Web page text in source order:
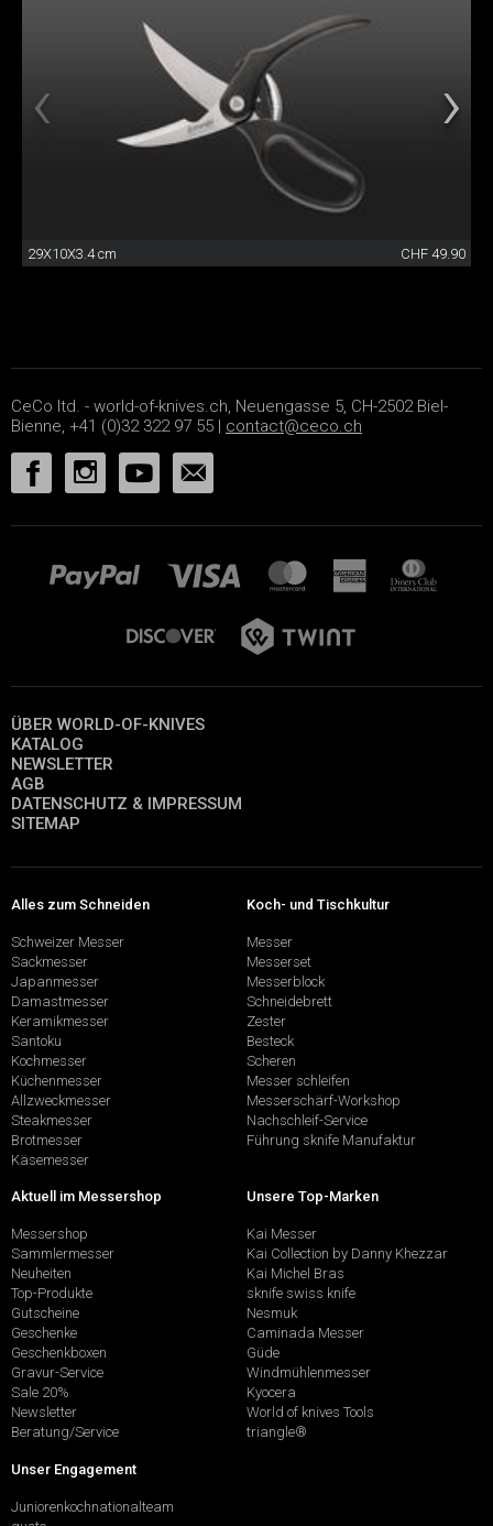
29X10X3.4 cm CHF 49.90
CeCo ltd. - world-of-knives.ch, Neuengasse 5, CH-2502 Biel-
Bienne, +41 (0)32 322 97 55 | contact@ceco.ch
ÜBER WORLD-OF-KNIVES
KATALOG
NEWSLETTER
AGB
DATENSCHUTZ & IMPRESSUM
SITEMAP
Alles zum Schneiden
Schweizer Messer
Sackmesser
Japanmesser
Damastmesser
Keramikmesser
Santoku
Kochmesser
Küchenmesser
Allzweckmesser
Steakmesser
Brotmesser
Käsemesser
Koch- und Tischkultur
Messer
Messerset
Messerblock
Schneidebrett
Zester
Besteck
Scheren
Messer schleifen
Messerschärf-Workshop
Nachschleif-Service
Führung sknife Manufaktur
Aktuell im Messershop
Messershop
Sammlermesser
Neuheiten
Top-Produkte
Gutscheine
Geschenke
Geschenkboxen
Gravur-Service
Sale 20%
Newsletter
Beratung/Service
Unsere Top-Marken
Kai Messer
Kai Collection by Danny Khezzar
Kai Michel Bras
sknife swiss knife
Nesmuk
Caminada Messer
Güde
Windmühlenmesser
Kyocera
World of knives Tools
triangle®
Unser Engagement
Juniorenkochnationalteam